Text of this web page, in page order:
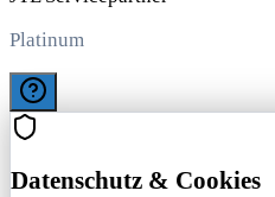
Datenschutz & Cookies